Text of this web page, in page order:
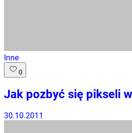
Inne
0
Jak pozbyć się pikseli
30.10.2011